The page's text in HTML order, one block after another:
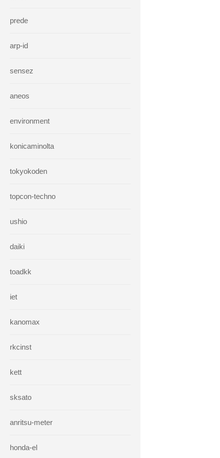
prede
arp-id
sensez
aneos
environment
konicaminolta
tokyokoden
topcon-techno
ushio
daiki
toadkk
iet
kanomax
rkcinst
kett
sksato
anritsu-meter
honda-el